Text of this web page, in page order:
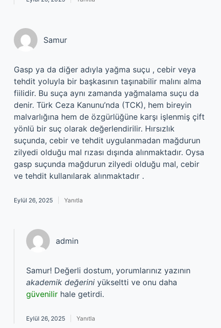
Samur
Gasp ya da diğer adıyla yağma suçu , cebir veya
tehdit yoluyla bir başkasının taşınabilir malını alma
fiilidir. Bu suça aynı zamanda yağmalama suçu da
denir. Türk Ceza Kanunu’nda (TCK), hem bireyin
malvarlığına hem de özgürlüğüne karşı işlenmiş çift
yönlü bir suç olarak değerlendirilir. Hırsızlık
suçunda, cebir ve tehdit uygulanmadan mağdurun
zilyedi olduğu mal rızası dışında alınmaktadır. Oysa
gasp suçunda mağdurun zilyedi olduğu mal, cebir
ve tehdit kullanılarak alınmaktadır .
Eylül 26, 2025 Yanıtla
admin
Samur! Değerli dostum, yorumlarınız yazının
akademik değerini yükseltti ve onu daha
güvenilir hale getirdi.
Eylül 26, 2025 Yanıtla